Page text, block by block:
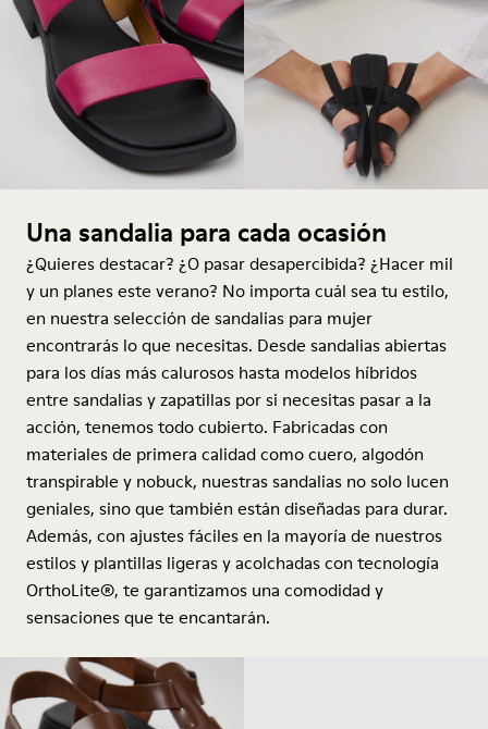
Una sandalia para cada ocasión
¿Quieres destacar? ¿O pasar desapercibida? ¿Hacer mil
y un planes este verano? No importa cuál sea tu estilo,
en nuestra selección de sandalias para mujer
encontrarás lo que necesitas. Desde sandalias abiertas
para los días más calurosos hasta modelos híbridos
entre sandalias y zapatillas por si necesitas pasar a la
acción, tenemos todo cubierto. Fabricadas con
materiales de primera calidad como cuero, algodón
transpirable y nobuck, nuestras sandalias no solo lucen
geniales, sino que también están diseñadas para durar.
Además, con ajustes fáciles en la mayoría de nuestros
estilos y plantillas ligeras y acolchadas con tecnología
OrthoLite®, te garantizamos una comodidad y
sensaciones que te encantarán.